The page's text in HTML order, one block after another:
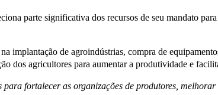
parte significativa dos recursos de seu mandato
implantação de agroindústrias, compra de
dos agricultores para aumentar a produtividade e
para fortalecer as organizações de produtores,